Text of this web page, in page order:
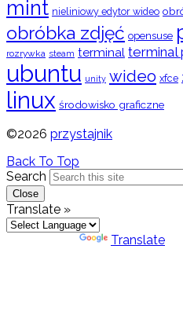
mint nieliniowy edytor wideo
obróbka zdjęć opensuse
rozrywka steam terminal terminal
ubuntu unity wideo xfce
linux środowisko graficzne
©2026 przystajnik
Back To Top
Search
Close
Translate »
Translate